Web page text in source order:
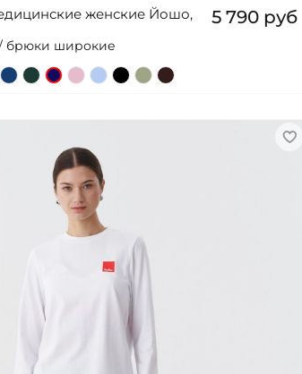
женские Йошо,
брюки широкие
5 790 руб